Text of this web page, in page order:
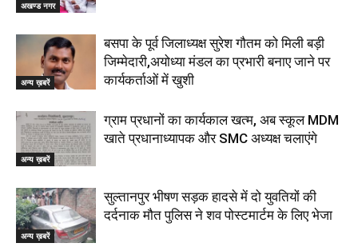
अखण्ड नगर
अन्य ख़बरें
बसपा के पूर्व जिलाध्यक्ष सुरेश गौतम को मिली बड़ी
जिम्मेदारी,अयोध्या मंडल का प्रभारी बनाए जाने पर
कार्यकर्ताओं में खुशी
अन्य ख़बरें
ग्राम प्रधानों का कार्यकाल खत्म, अब स्कूल MDM
खाते प्रधानाध्यापक और SMC अध्यक्ष चलाएंगे
अन्य ख़बरें
सुल्तानपुर भीषण सड़क हादसे में दो युवतियों की
दर्दनाक मौत पुलिस ने शव पोस्टमार्टम के लिए भेजा